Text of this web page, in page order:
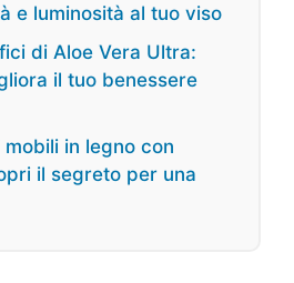
e luminosità al tuo viso
di Aloe Vera Ultra:
il tuo benessere
mobili in legno con
il segreto per una